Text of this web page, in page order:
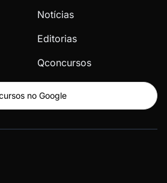
Notícias
Editorias
Qconcursos
no Google